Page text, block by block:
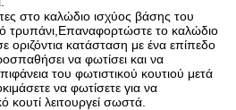
στο καλώδιο ισχύος βάσης του
τρυπάνι,Επαναφορτώστε το καλώδιο
οριζόντια κατάσταση με ένα επίπεδο
να φωτίσει και να
του φωτιστικού κουτιού μετά
να φωτίσετε για να
κουτί λειτουργεί σωστά.